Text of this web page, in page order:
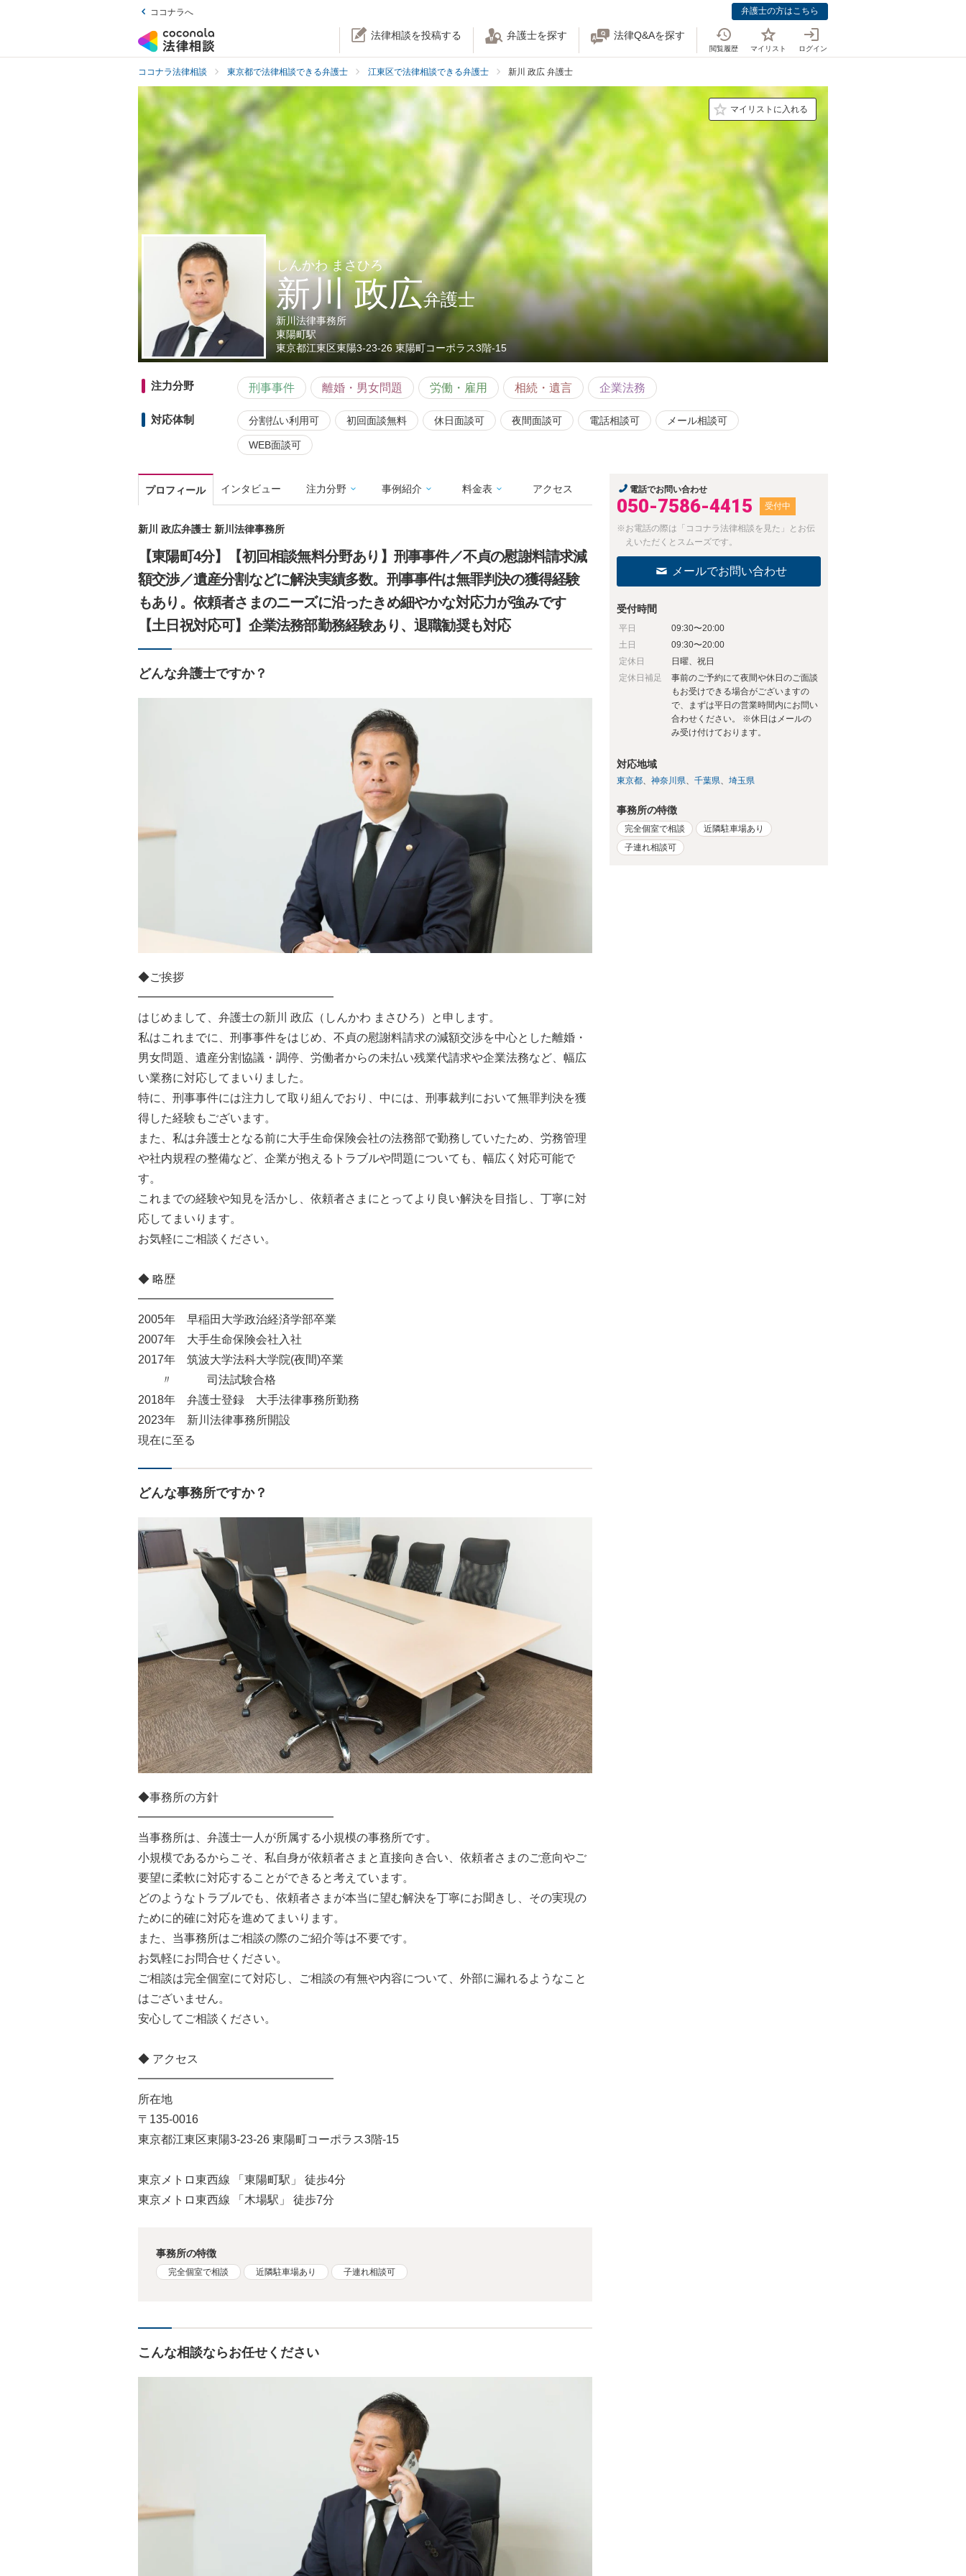
ココナラへ 弁護士の方はこちら
法律相談を投稿する 弁護士を探す 法律Q&Aを探す
閲覧履歴 マイリスト ログイン
ココナラ法律相談 東京都で法律相談できる弁護士 江東区で法律相談できる弁護士 新川 政広 弁護士
マイリストに入れる
しんかわ まさひろ
新川 政広弁護士
新川法律事務所
東陽町駅
東京都江東区東陽3-23-26 東陽町コーポラス3階-15
注力分野 刑事事件 離婚・男女問題 労働・雇用 相続・遺言 企業法務
対応体制 分割払い利用可 初回面談無料 休日面談可 夜間面談可 電話相談可 メール相談可
WEB面談可
プロフィール インタビュー 注力分野 事例紹介 料金表 アクセス
新川 政広弁護士 新川法律事務所
【東陽町4分】【初回相談無料分野あり】刑事事件／不貞の慰謝料請求減
額交渉／遺産分割などに解決実績多数。刑事事件は無罪判決の獲得経験
もあり。依頼者さまのニーズに沿ったきめ細やかな対応力が強みです
【土日祝対応可】企業法務部勤務経験あり、退職勧奨も対応
どんな弁護士ですか？
◆ご挨拶
━━━━━━━━━━━━━━━━━
はじめまして、弁護士の新川 政広（しんかわ まさひろ）と申します。
私はこれまでに、刑事事件をはじめ、不貞の慰謝料請求の減額交渉を中心とした離婚・
男女問題、遺産分割協議・調停、労働者からの未払い残業代請求や企業法務など、幅広
い業務に対応してまいりました。
特に、刑事事件には注力して取り組んでおり、中には、刑事裁判において無罪判決を獲
得した経験もございます。
また、私は弁護士となる前に大手生命保険会社の法務部で勤務していたため、労務管理
や社内規程の整備など、企業が抱えるトラブルや問題についても、幅広く対応可能で
す。
これまでの経験や知見を活かし、依頼者さまにとってより良い解決を目指し、丁寧に対
応してまいります。
お気軽にご相談ください。
◆ 略歴
━━━━━━━━━━━━━━━━━
2005年 早稲田大学政治経済学部卒業
2007年 大手生命保険会社入社
2017年 筑波大学法科大学院(夜間)卒業
〃 司法試験合格
2018年 弁護士登録 大手法律事務所勤務
2023年 新川法律事務所開設
現在に至る
どんな事務所ですか？
◆事務所の方針
━━━━━━━━━━━━━━━━━
当事務所は、弁護士一人が所属する小規模の事務所です。
小規模であるからこそ、私自身が依頼者さまと直接向き合い、依頼者さまのご意向やご
要望に柔軟に対応することができると考えています。
どのようなトラブルでも、依頼者さまが本当に望む解決を丁寧にお聞きし、その実現の
ために的確に対応を進めてまいります。
また、当事務所はご相談の際のご紹介等は不要です。
お気軽にお問合せください。
ご相談は完全個室にて対応し、ご相談の有無や内容について、外部に漏れるようなこと
はございません。
安心してご相談ください。
◆ アクセス
━━━━━━━━━━━━━━━━━
所在地
〒135-0016
東京都江東区東陽3-23-26 東陽町コーポラス3階-15
東京メトロ東西線 「東陽町駅」 徒歩4分
東京メトロ東西線 「木場駅」 徒歩7分
事務所の特徴
完全個室で相談 近隣駐車場あり 子連れ相談可
こんな相談ならお任せください
電話でお問い合わせ
050-7586-4415 受付中
※お電話の際は「ココナラ法律相談を見た」とお伝
えいただくとスムーズです。
メールでお問い合わせ
受付時間
平日
09:30〜20:00
土日
09:30〜20:00
定休日
日曜、祝日
定休日補足
事前のご予約にて夜間や休日のご面談
もお受けできる場合がございますの
で、まずは平日の営業時間内にお問い
合わせください。 ※休日はメールの
み受け付けております。
対応地域
東京都 神奈川県 千葉県 埼玉県
事務所の特徴
完全個室で相談
近隣駐車場あり
子連れ相談可